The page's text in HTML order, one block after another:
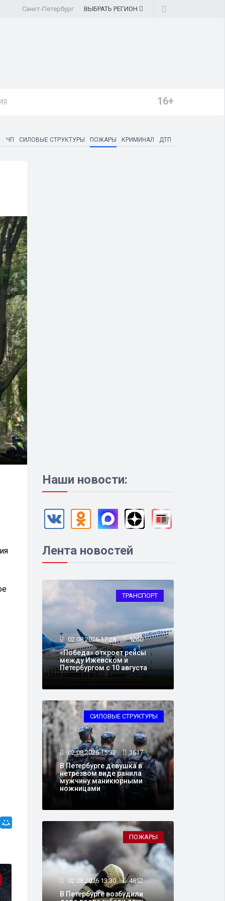
Санкт-Петербург ВЫБРАТЬ РЕГИОН
16+
ЧП СИЛОВЫЕ СТРУКТУРЫ ПОЖАРЫ КРИМИНАЛ ДТП
ПОЖАРЫ
Наши новости:
Лента новостей
ТРАНСПОРТ
02.08.2026 17:28 1260
«Победа» откроет рейсы
между Ижевском и
Петербургом с 10 августа
СИЛОВЫЕ СТРУКТУРЫ
02.08.2026 15:32 1617
В Петербурге девушка в
нетрезвом виде ранила
мужчину маникюрными
ножницами
ПОЖАРЫ
02.08.2026 13:30 4852
В Петербурге возбудили